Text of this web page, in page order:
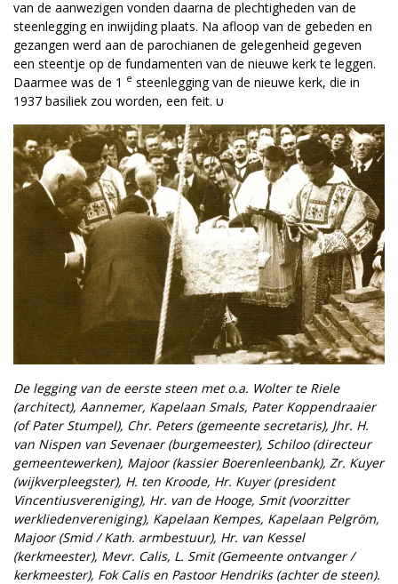
van de aanwezigen vonden daarna de plechtigheden van de
steenlegging en inwijding plaats. Na afloop van de gebeden en
gezangen werd aan de parochianen de gelegenheid gegeven
een steentje op de fundamenten van de nieuwe kerk te leggen.
Daarmee was de 1 e steenlegging van de nieuwe kerk, die in
1937 basiliek zou worden, een feit. υ
De legging van de eerste steen met o.a. Wolter te Riele
(architect), Aannemer, Kapelaan Smals, Pater Koppendraaier
(of Pater Stumpel), Chr. Peters (gemeente secretaris), Jhr. H.
van Nispen van Sevenaer (burgemeester), Schiloo (directeur
gemeentewerken), Majoor (kassier Boerenleenbank), Zr. Kuyer
(wijkverpleegster), H. ten Kroode, Hr. Kuyer (president
Vincentiusvereniging), Hr. van de Hooge, Smit (voorzitter
werkliedenvereniging), Kapelaan Kempes, Kapelaan Pelgröm,
Majoor (Smid / Kath. armbestuur), Hr. van Kessel
(kerkmeester), Mevr. Calis, L. Smit (Gemeente ontvanger /
kerkmeester), Fok Calis en Pastoor Hendriks (achter de steen).